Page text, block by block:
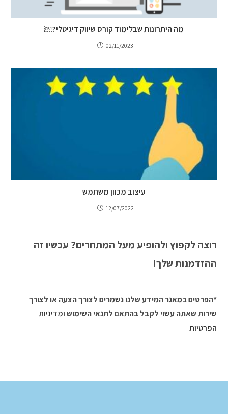
מה היתרונות שבלימוד קורס שיווק דיגיטלי?￼
02/11/2023
עיצוב מכוון משתמש
12/07/2022
רוצה לקפוץ ולהופיע מעל המתחרים? עכשיו זה
ההזדמנות שלך!
*הפרטים במאגר המידע שלנו נשמרים לצורך הצעה או לצורך
שירות שאתה עשוי לקבל בהתאם לתנאי השימושומדיניות
הפרטיות